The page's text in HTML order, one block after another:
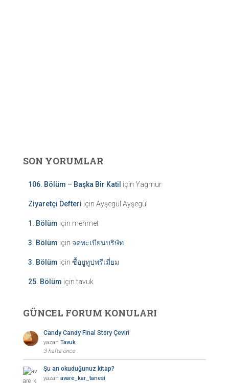
SON YORUMLAR
106. Bölüm – Başka Bir Katil için Yagmur
Ziyaretçi Defteri için Ayşegül Ayşegül
1. Bölüm için mehmet
3. Bölüm için จดทะเบียนบริษัท
3. Bölüm için ซื้อยูทูปพรีเมี่ยม
25. Bölüm içintavuk
GÜNCEL FORUM KONULARI
Candy Candy Final Story Çeviri
yazan Tavuk
3 hafta önce
Şu an okuduğunuz kitap?
yazan avare_kar_tanesi